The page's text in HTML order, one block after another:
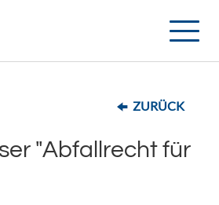
Toggle
ZURÜCK
"Abfallrecht für